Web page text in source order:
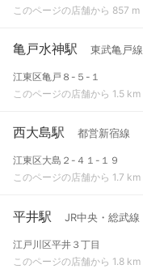
このページの店舗から 857 m
亀戸水神駅 東武亀戸線
江東区亀戸８-５-１
このページの店舗から 1.5 km
西大島駅 都営新宿線
江東区大島２-４１-１９
このページの店舗から 1.7 km
平井駅 JR中央・総武線
江戸川区平井３丁目
このページの店舗から 1.8 km